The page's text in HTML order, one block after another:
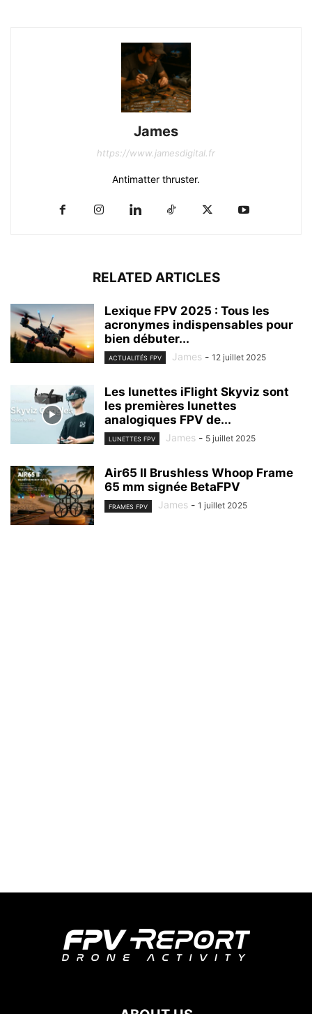
James
https://www.jamesdigital.fr
Antimatter thruster.
RELATED ARTICLES
Lexique FPV 2025 : Tous les
acronymes indispensables pour
bien débuter...
ACTUALITÉS FPV James - 12 juillet 2025
Les lunettes iFlight Skyviz sont
les premières lunettes
analogiques FPV de...
LUNETTES FPV James - 5 juillet 2025
Air65 II Brushless Whoop Frame
65 mm signée BetaFPV
FRAMES FPV James - 1 juillet 2025